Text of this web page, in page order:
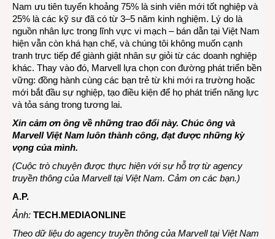
Nam ưu tiên tuyển khoảng 75% là sinh viên mới tốt nghiệp và
25% là các kỹ sư đã có từ 3–5 năm kinh nghiệm. Lý do là
nguồn nhân lực trong lĩnh vực vi mạch – bán dẫn tại Việt Nam
hiện vẫn còn khá hạn chế, và chúng tôi không muốn cạnh
tranh trực tiếp để giành giật nhân sự giỏi từ các doanh nghiệp
khác. Thay vào đó, Marvell lựa chọn con đường phát triển bền
vững: đồng hành cùng các bạn trẻ từ khi mới ra trường hoặc
mới bắt đầu sự nghiệp, tạo điều kiện để họ phát triển năng lực
và tỏa sáng trong tương lai.
Xin cảm ơn ông về những trao đổi này. Chúc ông và
Marvell Việt Nam luôn thành công, đạt được những kỳ
vọng của mình.
(Cuộc trò chuyện được thực hiện với sự hỗ trợ từ agency
truyền thông của Marvell tại Việt Nam. Cảm ơn các bạn.)
A.P.
Ảnh: TECH.MEDIAONLINE
Theo dữ liệu do agency truyền thông của Marvell tại Việt Nam